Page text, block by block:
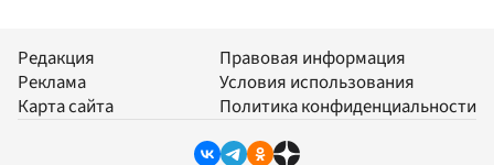
Редакция
Реклама
Карта сайта
Правовая информация
Условия использования
Политика конфиденциальности